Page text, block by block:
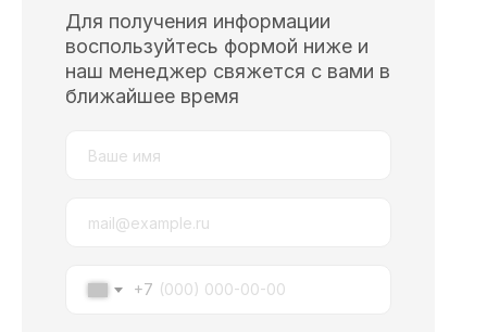
Для получения информации
воспользуйтесь формой ниже и
наш менеджер свяжется с вами в
ближайшее время
+7